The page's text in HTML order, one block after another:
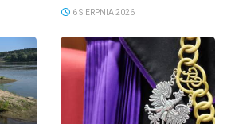
6 SIERPNIA 2026